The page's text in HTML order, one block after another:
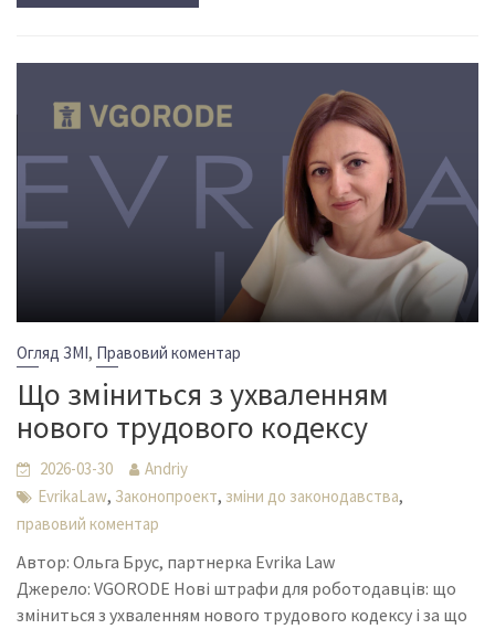
Огляд ЗМІ, Правовий коментар
Що зміниться з ухваленням
нового трудового кодексу
2026-03-30
Andriy
EvrikaLaw, Законопроект, зміни до законодавства,
правовий коментар
Автор: Ольга Брус, партнерка Evrika Law
Джерело: VGORODE Нові штрафи для роботодавців: що
зміниться з ухваленням нового трудового кодексу і за що